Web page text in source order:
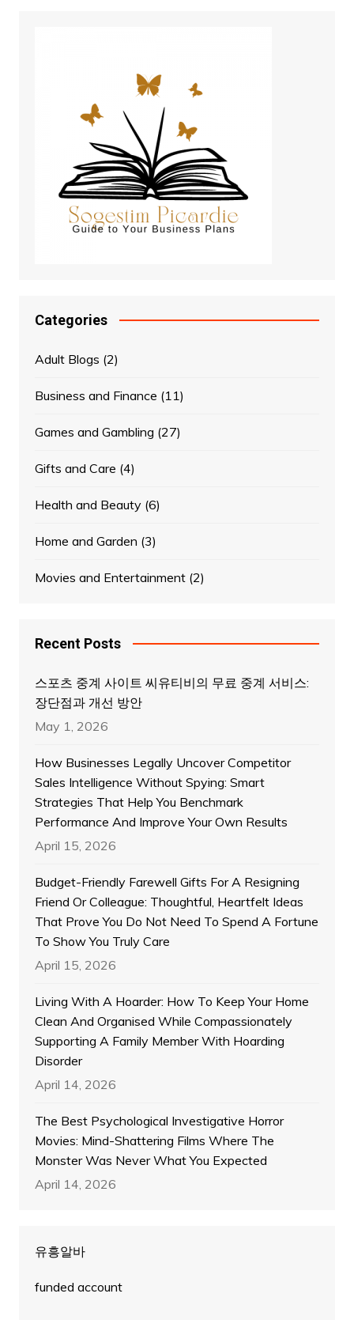
Categories
Adult Blogs (2)
Business and Finance (11)
Games and Gambling (27)
Gifts and Care (4)
Health and Beauty(6)
Home and Garden (3)
Movies and Entertainment(2)
Recent Posts
스포츠 중계 사이트 씨유티비의 무료 중계 서비스:
장단점과 개선 방안
May 1, 2026
How Businesses Legally Uncover Competitor
Sales Intelligence Without Spying: Smart
Strategies That Help You Benchmark
Performance And Improve Your Own Results
April 15, 2026
Budget-Friendly Farewell Gifts For A Resigning
Friend Or Colleague: Thoughtful, Heartfelt Ideas
That Prove You Do Not Need To Spend A Fortune
To Show You Truly Care
April 15, 2026
Living With A Hoarder: How To Keep Your Home
Clean And Organised While Compassionately
Supporting A Family Member With Hoarding
Disorder
April 14, 2026
The Best Psychological Investigative Horror
Movies: Mind-Shattering Films Where The
Monster Was Never What You Expected
April 14, 2026
유흥알바
funded account